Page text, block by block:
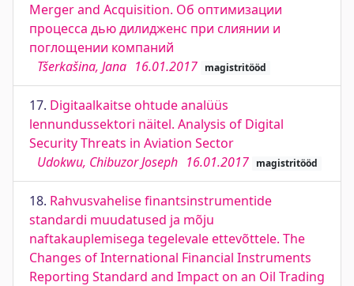
Merger and Acquisition. Об оптимизации
процесса дью дилидженс при слиянии и
поглощении компаний
Tšerkašina, Jana 16.01.2017 magistritööd
17. Digitaalkaitse ohtude analüüs
lennundussektori näitel. Analysis of Digital
Security Threats in Aviation Sector
Udokwu, Chibuzor Joseph 16.01.2017 magistritööd
18. Rahvusvahelise finantsinstrumentide
standardi muudatused ja mõju
naftakauplemisega tegelevale ettevõttele. The
Changes of International Financial Instruments
Reporting Standard and Impact on an Oil Trading